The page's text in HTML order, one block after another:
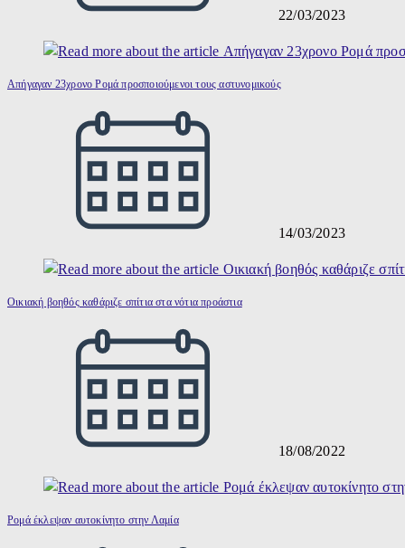
22/03/2023
Απήγαγαν 23χρονο Ρομά προσποιούμενοι τους αστυνομικούς
14/03/2023
Οικιακή βοηθός καθάριζε σπίτια στα νότια προάστια
18/08/2022
Ρομά έκλεψαν αυτοκίνητο στην Λαμία